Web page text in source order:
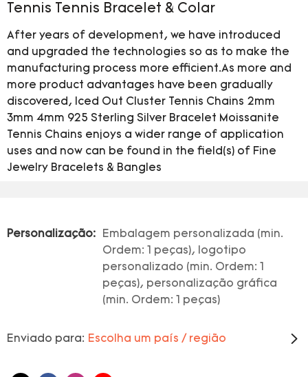
Tennis Tennis Bracelet & Colar
After years of development, we have introduced
and upgraded the technologies so as to make the
manufacturing process more efficient.As more and
more product advantages have been gradually
discovered, Iced Out Cluster Tennis Chains 2mm
3mm 4mm 925 Sterling Silver Bracelet Moissanite
Tennis Chains enjoys a wider range of application
uses and now can be found in the field(s) of Fine
Jewelry Bracelets & Bangles
Personalização:
Embalagem personalizada (min.
Ordem: 1 peças), logotipo
personalizado (min. Ordem: 1
peças), personalização gráfica
(min. Ordem: 1 peças)
Enviado para: Escolha um país / região